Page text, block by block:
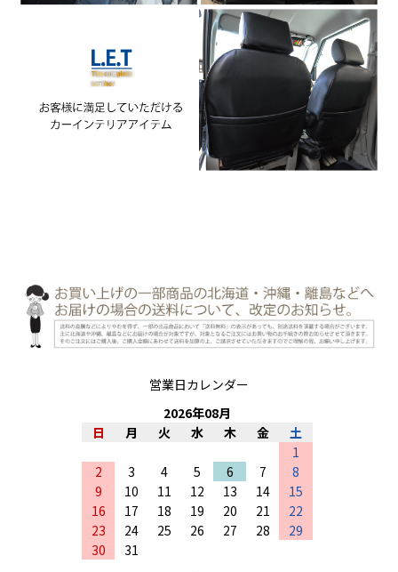
営業日カレンダー
2026年08月
日
月 火 水 木 金
土
1
2
3 4 5 6 7
8
9
10 11 12 13 14
15
16
17 18 19 20 21
22
23
24 25 26 27 28
29
30
31